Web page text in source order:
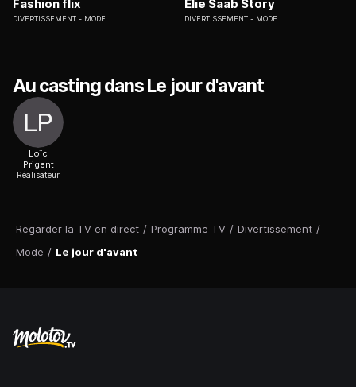
Regarder la TV en direct / Programme TV / Divertissement /
Mode / Le jour d'avant
Fashion flix
DIVERTISSEMENT MODE
Elie Saab Story
DIVERTISSEMENT MODE
Au casting dans Le jour d'avant
Loïc
Prigent
Réalisateur